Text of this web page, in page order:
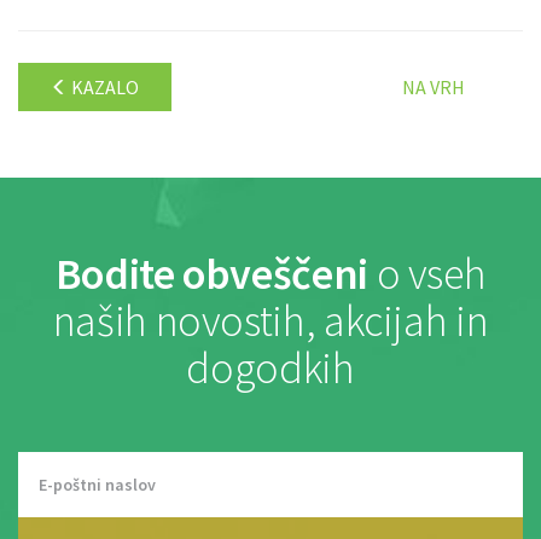
KAZALO NA VRH
Bodite obveščeni o vseh
naših novostih, akcijah in
dogodkih